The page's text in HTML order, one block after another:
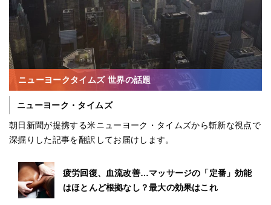
ニューヨークタイムズ 世界の話題
ニューヨーク・タイムズ
朝日新聞が提携する米ニューヨーク・タイムズから斬新な視点で
深掘りした記事を翻訳してお届けします。
疲労回復、血流改善…マッサージの「定番」効能
はほとんど根拠なし？最大の効果はこれ